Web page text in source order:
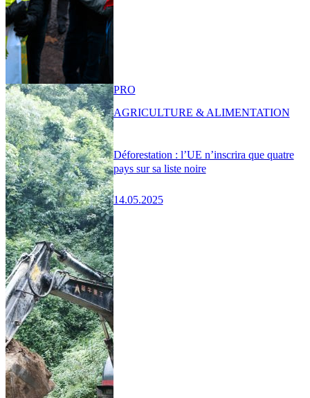
Déforestation : l’UE n’inscrira que quatre
pays sur sa liste noire
14.05.2025
PRO
AGRICULTURE & ALIMENTATION